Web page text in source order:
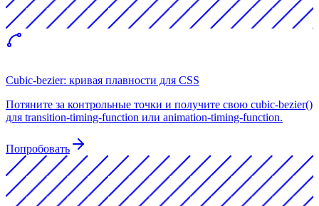
Cubic-bezier: кривая плавности для CSS
Потяните за контрольные точки и получите свою cubic-bezier()
для transition-timing-function или animation-timing-function.
Попробовать